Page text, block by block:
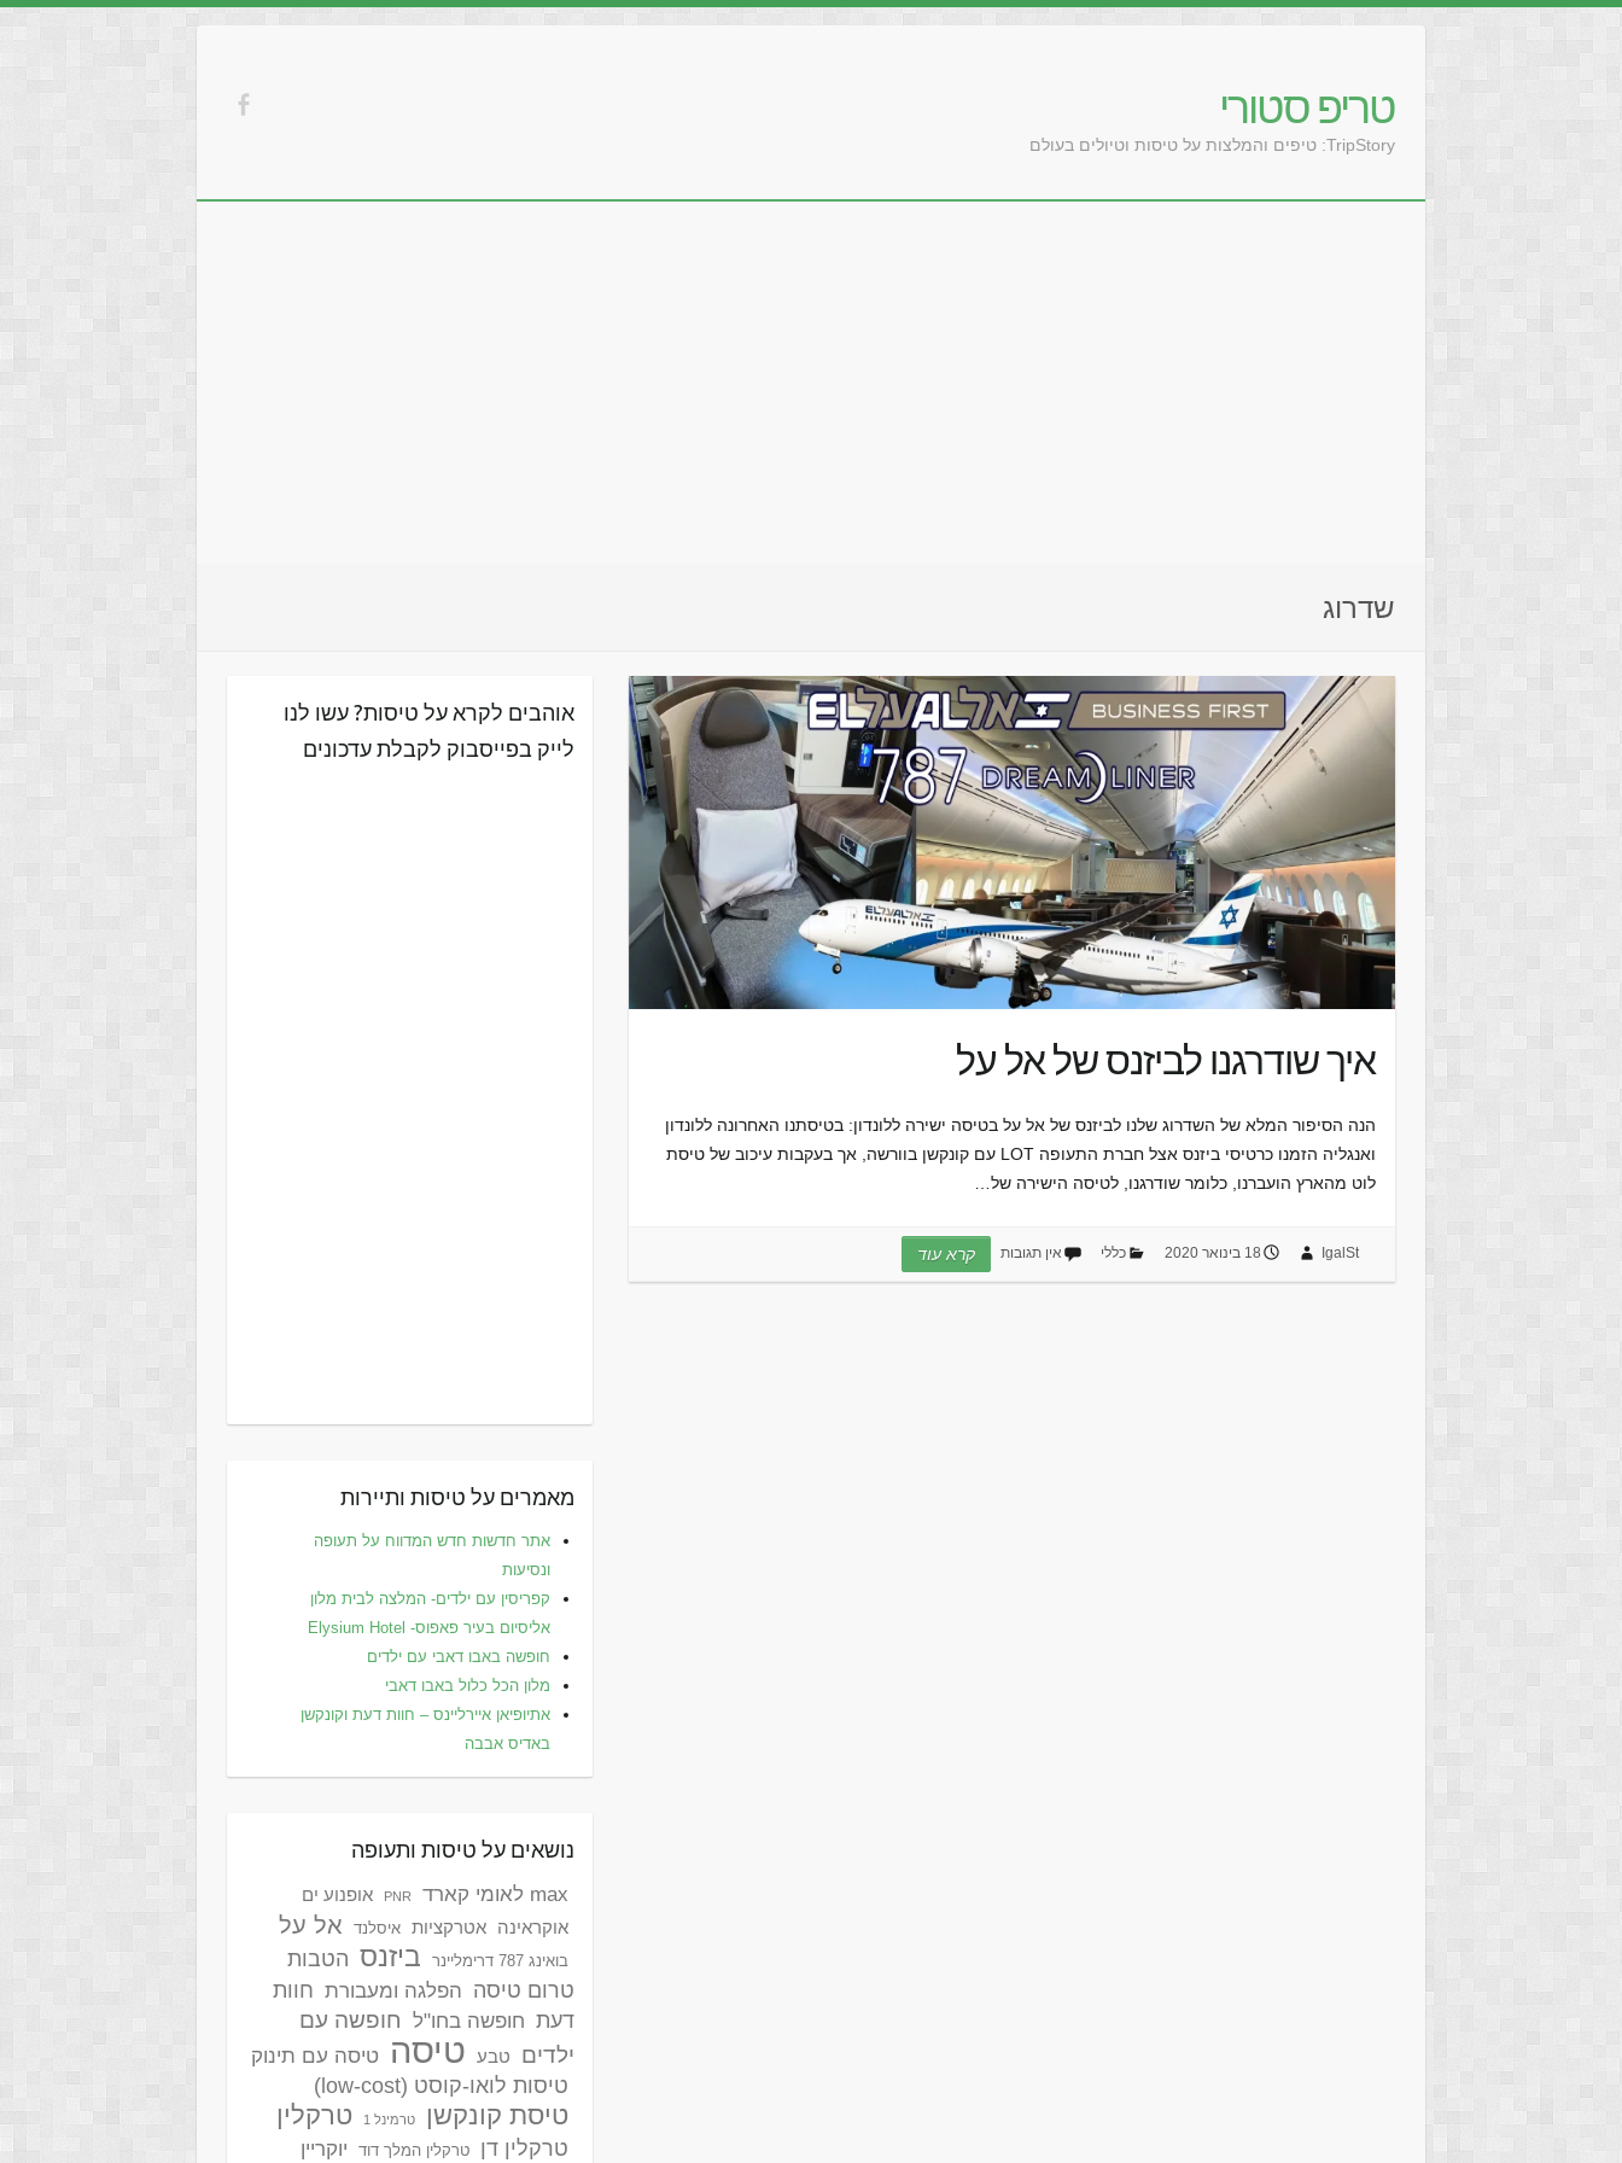
טריפ סטורי
TripStory: טיפים והמלצות על טיסות וטיולים בעולם
שדרוג
איך שודרגנו לביזנס של אל על
הנה הסיפור המלא של השדרוג שלנו לביזנס של אל על בטיסה ישירה ללונדון: בטיסתנו האחרונה ללונדון
ואנגליה הזמנו כרטיסי ביזנס אצל חברת התעופה LOT עם קונקשן בוורשה, אך בעקבות עיכוב של טיסת
לוט מהארץ הועברנו, כלומר שודרגנו, לטיסה הישירה של…
IgalSt 18 בינואר 2020 כללי אין תגובות קרא עוד
אוהבים לקרא על טיסות? עשו לנו
לייק בפייסבוק לקבלת עדכונים
מאמרים על טיסות ותיירות
אתר חדשות חדש המדווח על תעופה
ונסיעות
קפריסין עם ילדים- המלצה לבית מלון
אליסיום בעיר פאפוס- Elysium Hotel
חופשה באבו דאבי עם ילדים
מלון הכל כלול באבו דאבי
אתיופיאן איירליינס – חוות דעת וקונקשן
באדיס אבבה
נושאים על טיסות ותעופה
max לאומי קארד PNR
אופנוע ים
אוקראינה
אטרקציות איסלנד אל על
בואינג 787 דרימליינר ביזנס הטבות
טרום טיסה
הפלגה ומעבורת חוות
דעת חופשה בחו"ל
חופשה עם
ילדים
טבע טיסה טיסה עם תינוק
טיסות לואו-קוסט (low-cost)
טיסת קונקשן טרמינל 1 טרקלין
טרקלין דן טרקלין המלך דוד יוקריין